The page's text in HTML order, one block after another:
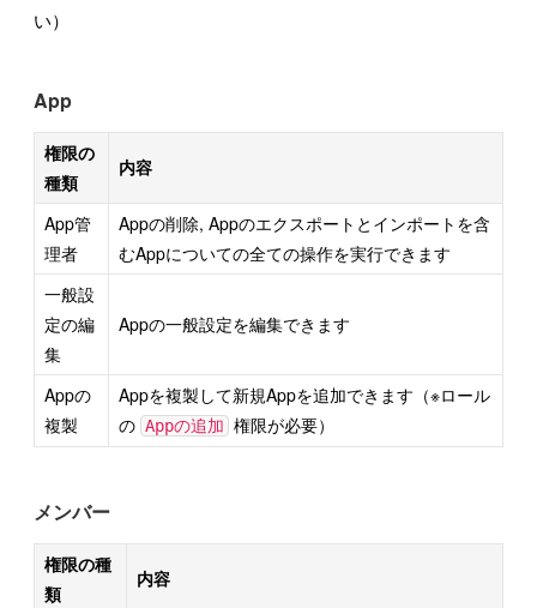
い）
App
権限の
種類
内容
App管
理者
Appの削除, Appのエクスポートとインポートを含
むAppについての全ての操作を実行できます
一般設
定の編
集
Appの一般設定を編集できます
Appの
複製
Appを複製して新規Appを追加できます（※ロール
の Appの追加 権限が必要）
メンバー
権限の種
類
内容